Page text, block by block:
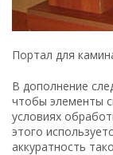
Портал для
В дополнение
чтобы элементы
условиях
этого
аккуратность